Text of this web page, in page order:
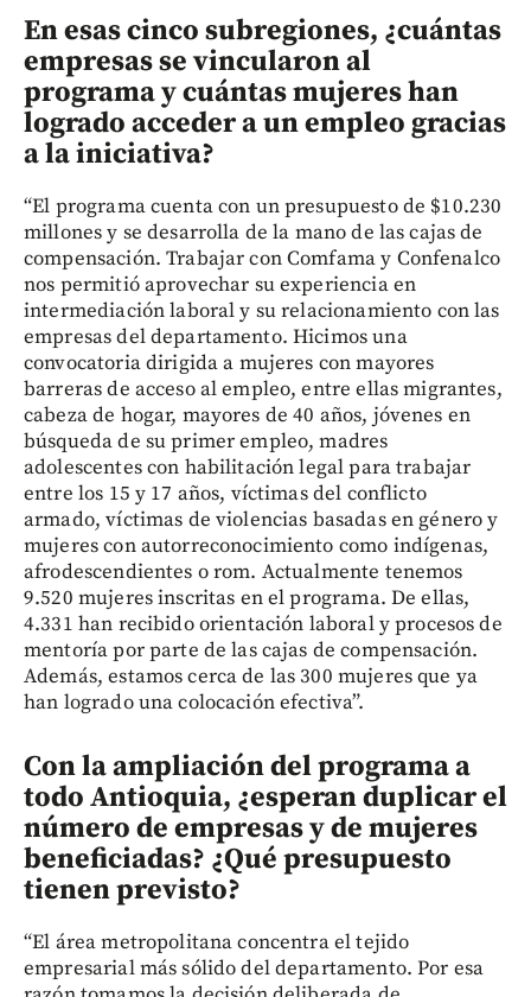
En esas cinco subregiones, ¿cuántas
empresas se vincularon al
programa y cuántas mujeres han
logrado acceder a un empleo gracias
a la iniciativa?
“El programa cuenta con un presupuesto de $10.230
millones y se desarrolla de la mano de las cajas de
compensación. Trabajar con Comfama y Confenalco
nos permitió aprovechar su experiencia en
intermediación laboral y su relacionamiento con las
empresas del departamento. Hicimos una
convocatoria dirigida a mujeres con mayores
barreras de acceso al empleo, entre ellas migrantes,
cabeza de hogar, mayores de 40 años, jóvenes en
búsqueda de su primer empleo, madres
adolescentes con habilitación legal para trabajar
entre los 15 y 17 años, víctimas del conflicto
armado, víctimas de violencias basadas en género y
mujeres con autorreconocimiento como indígenas,
afrodescendientes o rom. Actualmente tenemos
9.520 mujeres inscritas en el programa. De ellas,
4.331 han recibido orientación laboral y procesos de
mentoría por parte de las cajas de compensación.
Además, estamos cerca de las 300 mujeres que ya
han logrado una colocación efectiva”.
Con la ampliación del programa a
todo Antioquia, ¿esperan duplicar el
número de empresas y de mujeres
beneficiadas? ¿Qué presupuesto
tienen previsto?
“El área metropolitana concentra el tejido
empresarial más sólido del departamento. Por esa